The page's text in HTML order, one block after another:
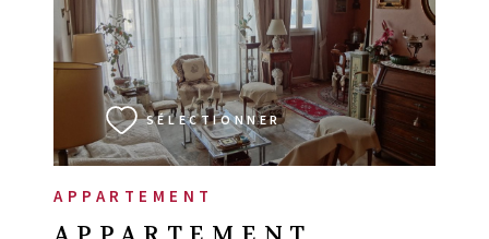
APPARTEMENT
SÉLECTIONNER
VOIR LE BIEN